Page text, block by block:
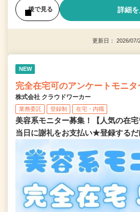
後で見る 詳細
更新日： 2026/
NEW
完全在宅可のアンケートモニタ
株式会社 クラウドワーカー
業務委託 登録制 在宅・内職
美容系モニター募集！【人気の在宅
当日に謝礼をお支払い★登録するだ